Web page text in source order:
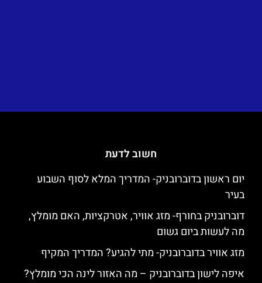
חשוב לדעת
יום ראשון בדוברובניק- המדריך המלא לסוף השבוע
בעיר
דוברובניק בחורף- מזג אוויר, אטרקציות, האם מומלץ,
מה לעשות ביום גשום
מזג אוויר בדוברובניק- מתי להגיע? המדריך המקיף
איפה לישון בדוברובניק – מה האזור לינה הכי מומלץ?